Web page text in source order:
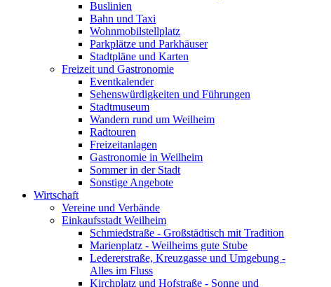
Buslinien
Bahn und Taxi
Wohnmobilstellplatz
Parkplätze und Parkhäuser
Stadtpläne und Karten
Freizeit und Gastronomie
Eventkalender
Sehenswürdigkeiten und Führungen
Stadtmuseum
Wandern rund um Weilheim
Radtouren
Freizeitanlagen
Gastronomie in Weilheim
Sommer in der Stadt
Sonstige Angebote
Wirtschaft
Vereine und Verbände
Einkaufsstadt Weilheim
Schmiedstraße - Großstädtisch mit Tradition
Marienplatz - Weilheims gute Stube
Ledererstraße, Kreuzgasse und Umgebung -
Alles im Fluss
Kirchplatz und Hofstraße - Sonne und